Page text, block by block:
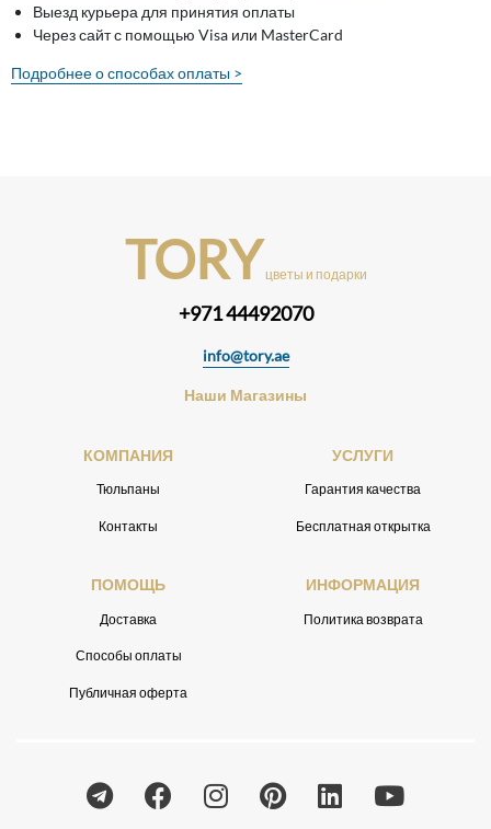
Выезд курьера для принятия оплаты
Через сайт с помощью Visa или MasterCard
Подробнее о способах оплаты >
TORY цветы и подарки
+971 44492070
info@tory.ae
Наши Магазины
КОМПАНИЯ
Тюльпаны
Контакты
УСЛУГИ
Гарантия качества
Бесплатная открытка
ПОМОЩЬ
Доставка
Способы оплаты
Публичная оферта
ИНФОРМАЦИЯ
Политика возврата